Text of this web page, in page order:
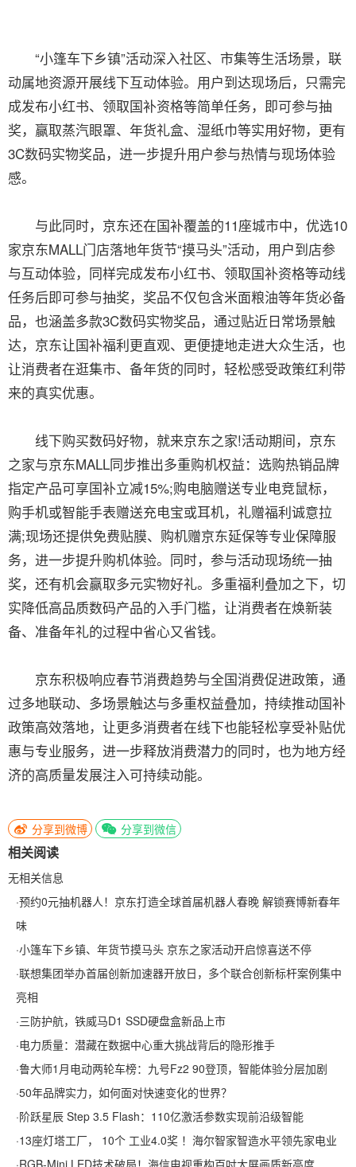
“小篷车下乡镇”活动深入社区、市集等生活场景，联
动属地资源开展线下互动体验。用户到达现场后，只需完
成发布小红书、领取国补资格等简单任务，即可参与抽
奖，赢取蒸汽眼罩、年货礼盒、湿纸巾等实用好物，更有
3C数码实物奖品，进一步提升用户参与热情与现场体验
感。
与此同时，京东还在国补覆盖的11座城市中，优选10
家京东MALL门店落地年货节“摸马头”活动，用户到店参
与互动体验，同样完成发布小红书、领取国补资格等动线
任务后即可参与抽奖，奖品不仅包含米面粮油等年货必备
品，也涵盖多款3C数码实物奖品，通过贴近日常场景触
达，京东让国补福利更直观、更便捷地走进大众生活，也
让消费者在逛集市、备年货的同时，轻松感受政策红利带
来的真实优惠。
线下购买数码好物，就来京东之家!活动期间，京东
之家与京东MALL同步推出多重购机权益：选购热销品牌
指定产品可享国补立减15%;购电脑赠送专业电竞鼠标，
购手机或智能手表赠送充电宝或耳机，礼赠福利诚意拉
满;现场还提供免费贴膜、购机赠京东延保等专业保障服
务，进一步提升购机体验。同时，参与活动现场统一抽
奖，还有机会赢取多元实物好礼。多重福利叠加之下，切
实降低高品质数码产品的入手门槛，让消费者在焕新装
备、准备年礼的过程中省心又省钱。
京东积极响应春节消费趋势与全国消费促进政策，通
过多地联动、多场景触达与多重权益叠加，持续推动国补
政策高效落地，让更多消费者在线下也能轻松享受补贴优
惠与专业服务，进一步释放消费潜力的同时，也为地方经
济的高质量发展注入可持续动能。
分享到微博 分享到微信
相关阅读
无相关信息
·预约0元抽机器人！京东打造全球首届机器人春晚 解锁赛博新春年
味
·小篷车下乡镇、年货节摸马头 京东之家活动开启惊喜送不停
·联想集团举办首届创新加速器开放日，多个联合创新标杆案例集中
亮相
·三防护航，铁威马D1 SSD硬盘盒新品上市
·电力质量：潜藏在数据中心重大挑战背后的隐形推手
·鲁大师1月电动两轮车榜：九号Fz2 90登顶，智能体验分层加剧
·50年品牌实力，如何面对快速变化的世界？
·阶跃星辰 Step 3.5 Flash：110亿激活参数实现前沿级智能
·13座灯塔工厂， 10个 工业4.0奖 ！海尔智家智造水平领先家电业
·RGB-Mini LED技术破局！海信电视重构百吋大屏画质新高度